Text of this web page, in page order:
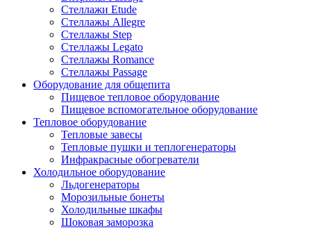
Стеллажи Etude
Стеллажы Allegre
Стеллажы Step
Стеллажы Legato
Стеллажы Romance
Стеллажы Passage
Оборудование для общепита
Пищевое тепловое оборудование
Пищевое вспомогательное оборудование
Тепловое оборудование
Тепловые завесы
Тепловые пушки и теплогенераторы
Инфракрасные обогреватели
Холодильное оборудование
Льдогенераторы
Морозильные бонеты
Холодильные шкафы
Шоковая заморозка